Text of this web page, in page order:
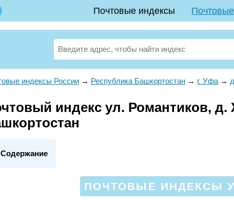
Почтовые индексы
индексы России → Республика Башкортостан → г. Уфа →
индекс ул. Романтиков,
Содержание
ПОЧТОВЫЕ ИНДЕКСЫ